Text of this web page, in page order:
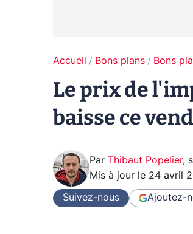
Accueil Bons plans Bons
Le prix de
baisse ce
Par Thibaut Popelier,
Mis à jour le 24 avril
Suivez-nous Ajoutez-